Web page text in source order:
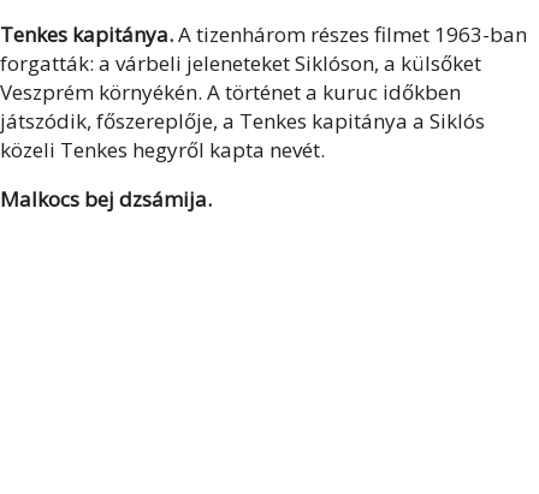
Tenkes kapitánya.A tizenhárom részes filmet 1963-ban
forgatták: a várbeli jeleneteket Siklóson, a külsőket
Veszprém környékén. A történet a kuruc időkben
játszódik, főszereplője, a Tenkes kapitánya a Siklós
közeli Tenkes hegyről kapta nevét.
Malkocs bej dzsámija.